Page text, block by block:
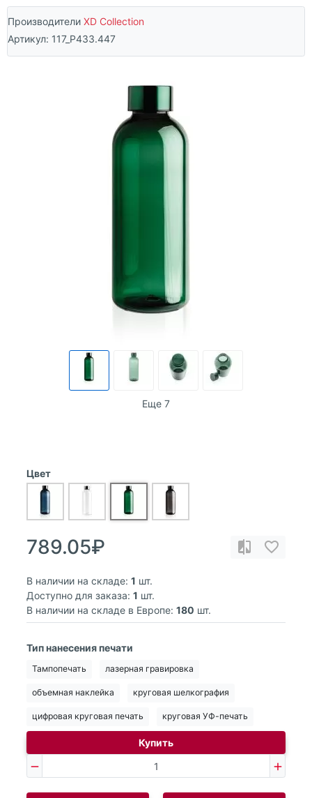
Производители XD Collection
Артикул: 117_P433.447
Еще 7
Цвет
789.05₽
В наличии на складе: 1 шт.
Доступно для заказа: 1 шт.
В наличии на складе в Европе: 180 шт.
Тип нанесения печати
Тампопечать лазерная гравировка
объемная наклейка круговая шелкография
цифровая круговая печать круговая УФ-печать
Купить